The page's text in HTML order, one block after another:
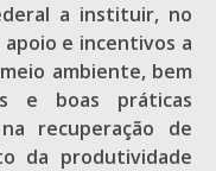
a instituir, no
e incentivos a
ambiente, bem
e boas práticas
recuperação de
da produtividade